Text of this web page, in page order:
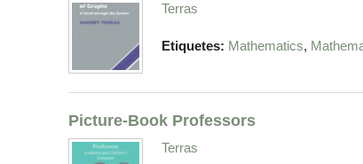
Terras
Etiquetes: Mathematics,
Picture-Book Professors
Terras